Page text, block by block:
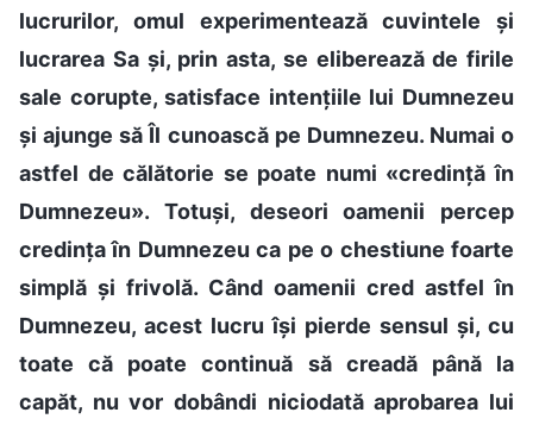
lucrurilor, omul experimentează cuvintele și
lucrarea Sa și, prin asta, se eliberează de firile
sale corupte, satisface intențiile lui Dumnezeu
și ajunge să Îl cunoască pe Dumnezeu. Numai o
astfel de călătorie se poate numi «credință în
Dumnezeu». Totuși, deseori oamenii percep
credința în Dumnezeu ca pe o chestiune foarte
simplă și frivolă. Când oamenii cred astfel în
Dumnezeu, acest lucru își pierde sensul și, cu
toate că poate continuă să creadă până la
capăt, nu vor dobândi niciodată aprobarea lui